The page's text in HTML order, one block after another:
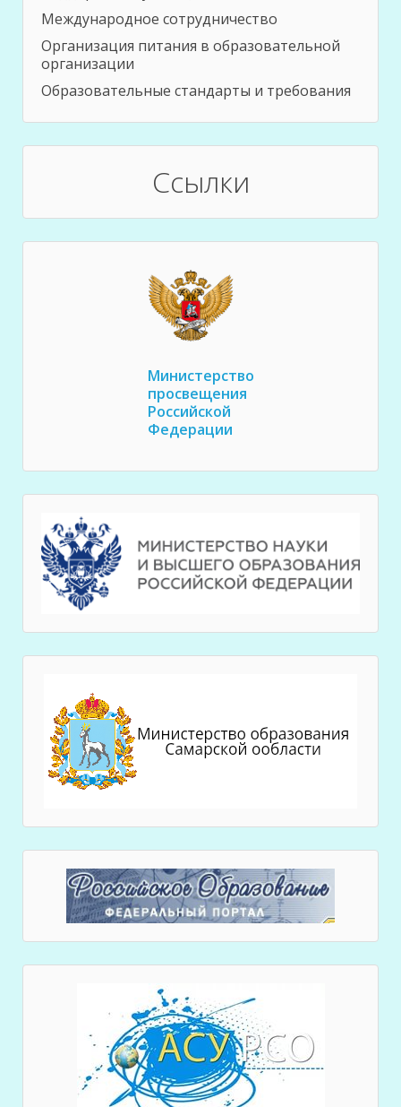
Международное сотрудничество
Организация питания в образовательной
организации
Образовательные стандарты и требования
Ссылки
Министерство
просвещения
Российской
Федерации